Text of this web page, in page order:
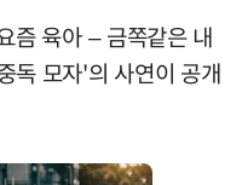
즘 육아 – 금쪽같은 내
독 모자'의 사연이 공개